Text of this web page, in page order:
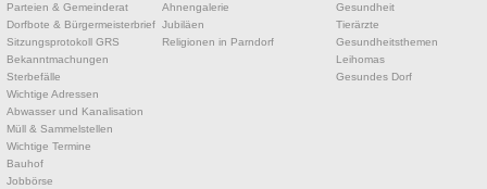
Parteien & Gemeinderat
Dorfbote & Bürgermeisterbrief
Sitzungsprotokoll GRS
Bekanntmachungen
Sterbefälle
Wichtige Adressen
Abwasser und Kanalisation
Müll & Sammelstellen
Wichtige Termine
Bauhof
Jobbörse
Ahnengalerie
Jubiläen
Religionen in Parndorf
Gesundheit
Tierärzte
Gesundheitsthemen
Leihomas
Gesundes Dorf